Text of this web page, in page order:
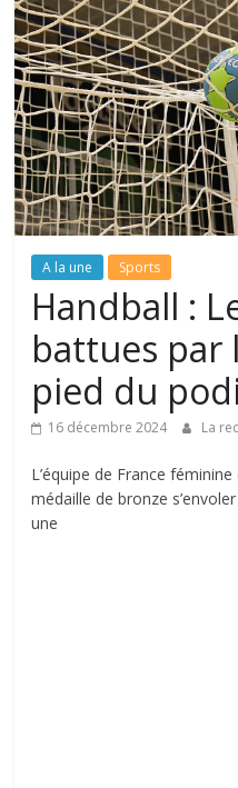
A la une Sports
Handball :
battues par
pied du
16 décembre 2024 La
L’équipe de France
médaille de bronze
une